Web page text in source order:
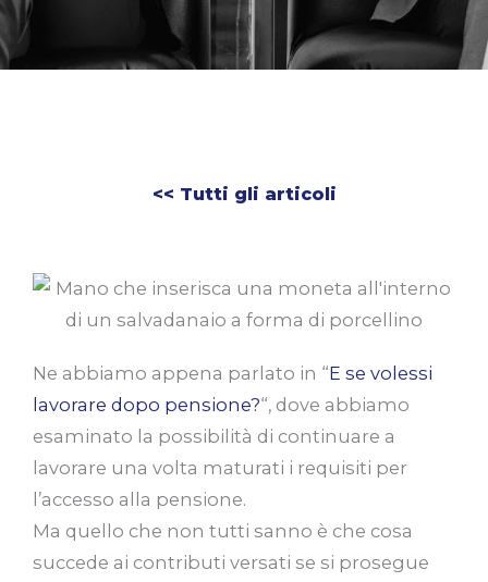
<< Tutti gli articoli
Ne abbiamo appena parlato in “E se volessi
lavorare dopo pensione?“, dove abbiamo
esaminato la possibilità di continuare a
lavorare una volta maturati i requisiti per
l’accesso alla pensione.
Ma quello che non tutti sanno è che cosa
succede ai contributi versati se si prosegue